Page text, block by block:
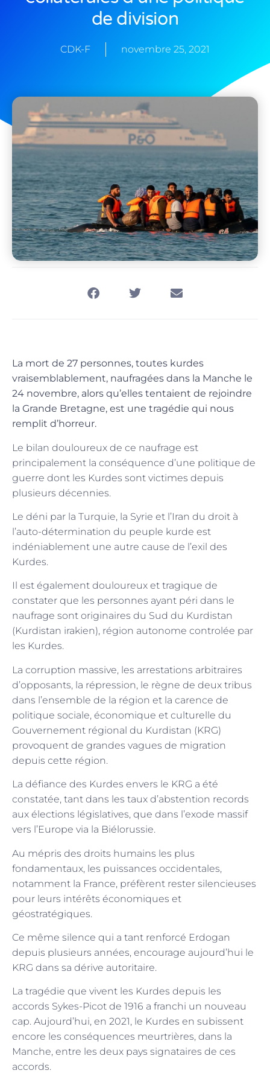
de division
CDK-F novembre 25, 2021
La mort de 27 personnes, toutes kurdes
vraisemblablement, naufragées dans la Manche le
24 novembre, alors qu’elles tentaient de rejoindre
la Grande Bretagne, est une tragédie qui nous
remplit d’horreur.
Le bilan douloureux de ce naufrage est
principalement la conséquence d’une politique de
guerre dont les Kurdes sont victimes depuis
plusieurs décennies.
Le déni par la Turquie, la Syrie et l’Iran du droit à
l’auto-détermination du peuple kurde est
indéniablement une autre cause de l’exil des
Kurdes.
Il est également douloureux et tragique de
constater que les personnes ayant péri dans le
naufrage sont originaires du Sud du Kurdistan
(Kurdistan irakien), région autonome controlée par
les Kurdes.
La corruption massive, les arrestations arbitraires
d’opposants, la répression, le règne de deux tribus
dans l’ensemble de la région et la carence de
politique sociale, économique et culturelle du
Gouvernement régional du Kurdistan (KRG)
provoquent de grandes vagues de migration
depuis cette région.
La défiance des Kurdes envers le KRG a été
constatée, tant dans les taux d’abstention records
aux élections législatives, que dans l’exode massif
vers l’Europe via la Biélorussie.
Au mépris des droits humains les plus
fondamentaux, les puissances occidentales,
notamment la France, préfèrent rester silencieuses
pour leurs intérêts économiques et
géostratégiques.
Ce même silence qui a tant renforcé Erdogan
depuis plusieurs années, encourage aujourd’hui le
KRG dans sa dérive autoritaire.
La tragédie que vivent les Kurdes depuis les
accords Sykes-Picot de 1916 a franchi un nouveau
cap. Aujourd’hui, en 2021, le Kurdes en subissent
encore les conséquences meurtrières, dans la
Manche, entre les deux pays signataires de ces
accords.